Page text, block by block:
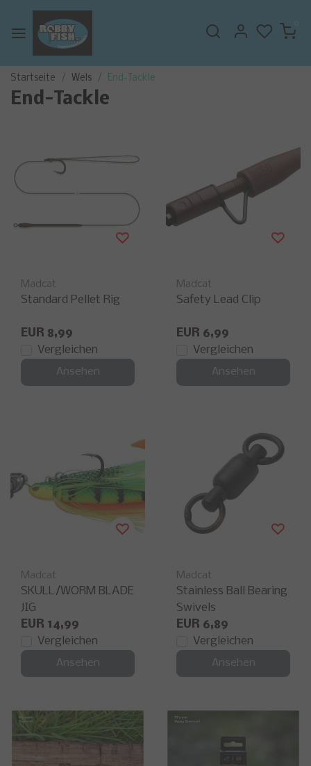
0
Startseite Wels End-Tackle
End-Tackle
Madcat
Standard Pellet Rig
EUR 8,99
Vergleichen
Ansehen
Madcat
Safety Lead Clip
EUR 6,99
Vergleichen
Ansehen
Madcat
SKULL/WORM BLADE
JIG
EUR 14,99
Vergleichen
Ansehen
Madcat
Stainless Ball Bearing
Swivels
EUR 6,89
Vergleichen
Ansehen